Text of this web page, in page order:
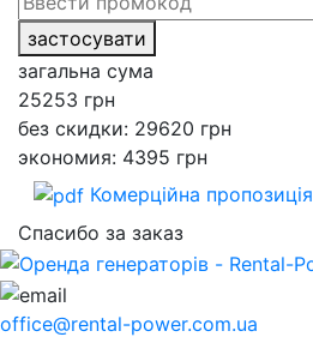
застосувати
загальна сума
25253 грн
без скидки: 29620 грн
экономия: 4395 грн
Комерційна пропозиція
Спасибо за заказ
office@rental-power.com.ua